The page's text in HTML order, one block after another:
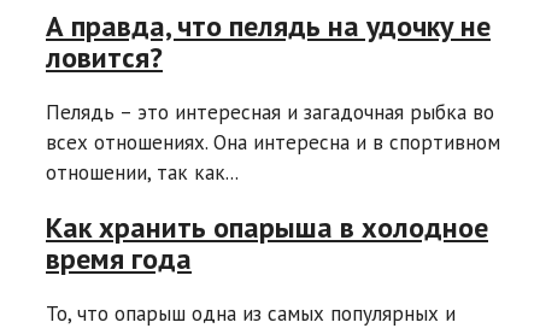
А правда, что пелядь на удочку не
ловится?
Пелядь – это интересная и загадочная рыбка во
всех отношениях. Она интересна и в спортивном
отношении, так как...
Как хранить опарыша в холодное
время года
То, что опарыш одна из самых популярных и